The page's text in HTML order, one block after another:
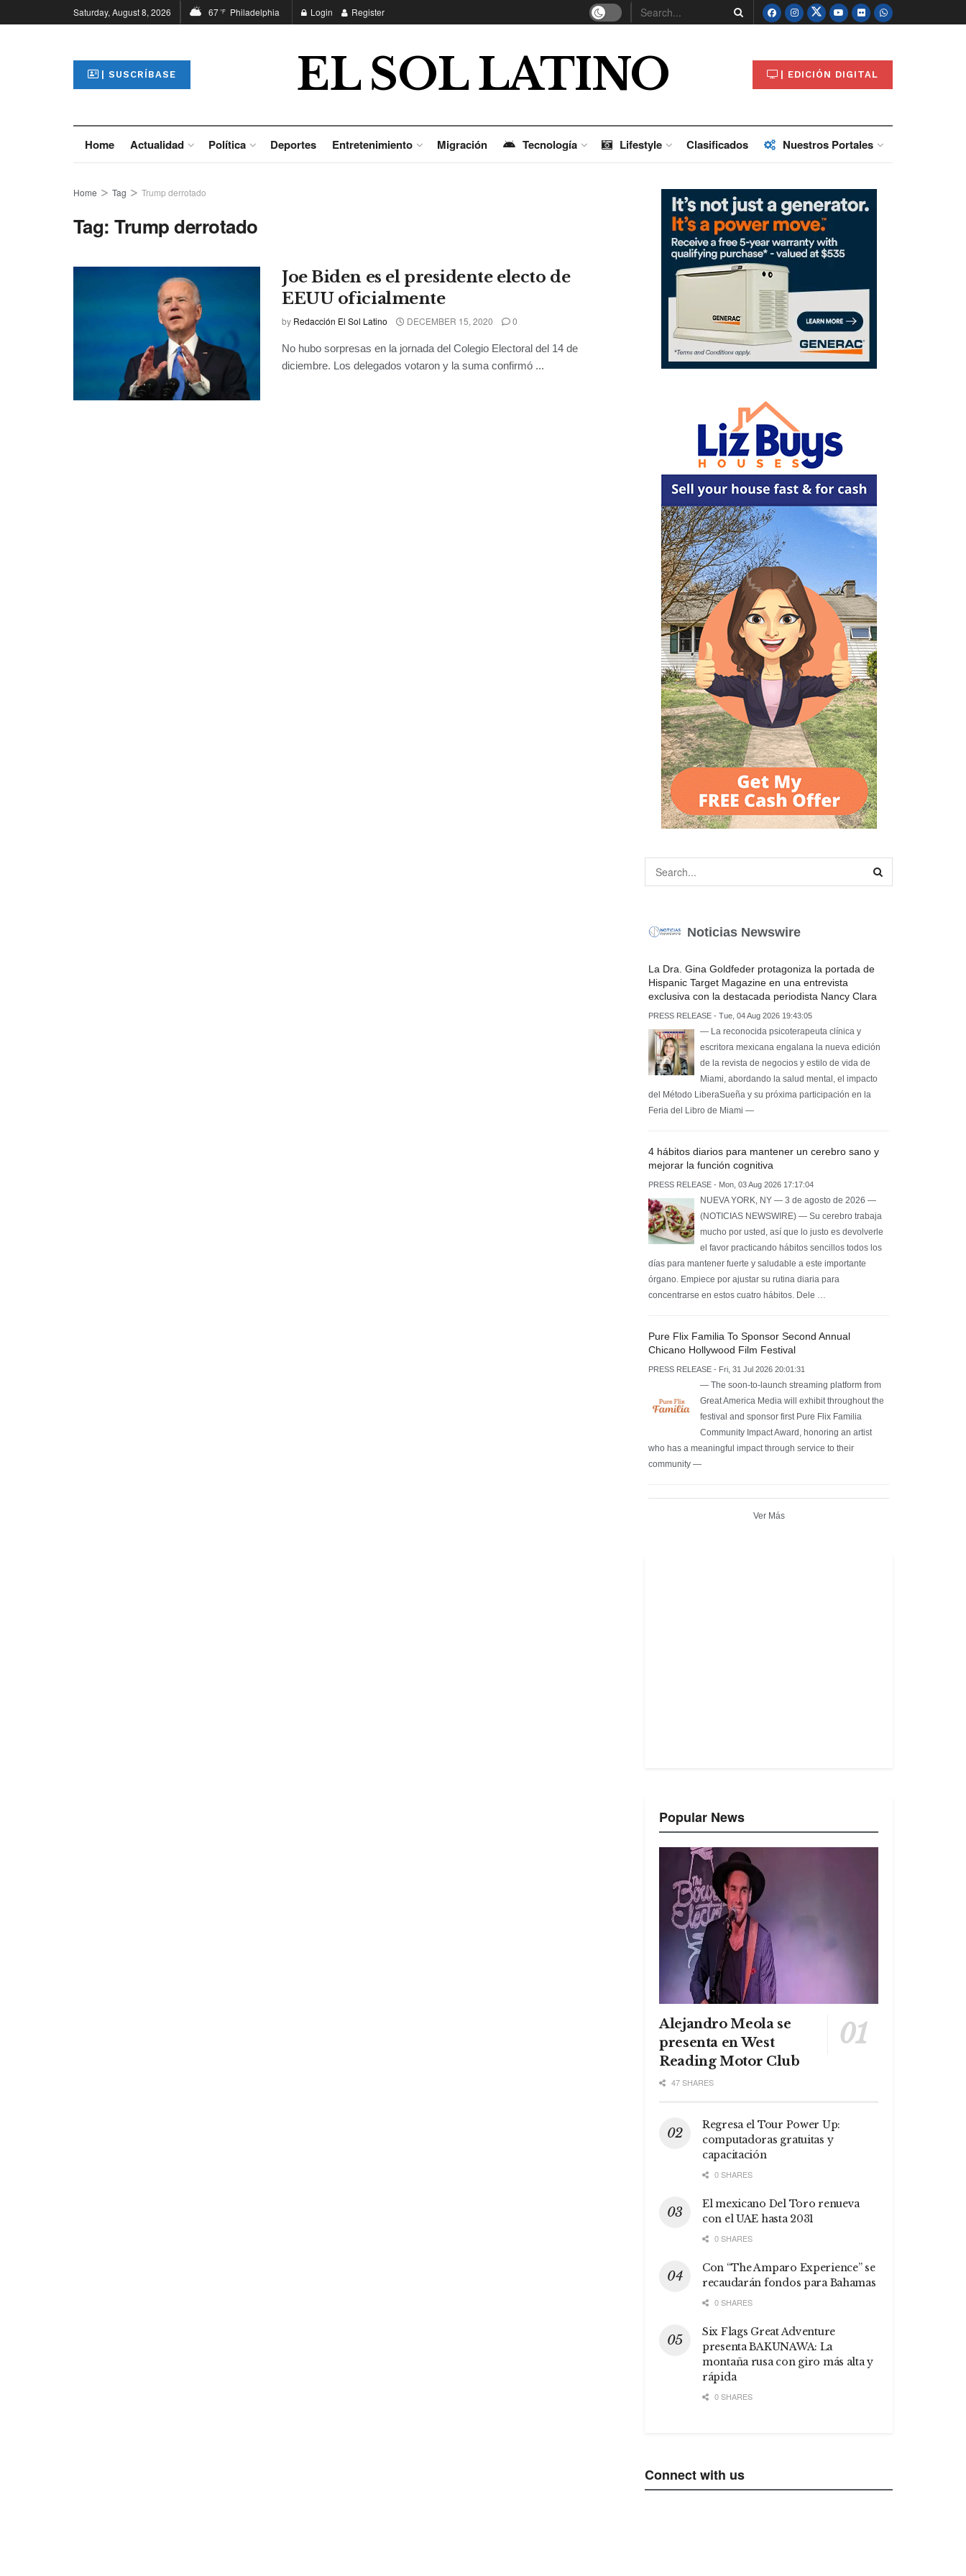
Saturday, August 8, 2026 67°F Philadelphia Login Register
| SUSCRÍBASE EL SOL LATINO | EDICIÓN DIGITAL
Home Actualidad Política Deportes Entretenimiento Migración Tecnología Lifestyle Clasificados Nuestros Portales
Home Tag Trump derrotado
Tag:Trump derrotado
Joe Biden es el presidente electo de
EEUU oficialmente
by Redacción El Sol Latino DECEMBER 15, 2020 0
No hubo sorpresas en la jornada del Colegio Electoral del 14 de
diciembre. Los delegados votaron y la suma confirmó ...
Noticias Newswire
La Dra. Gina Goldfeder protagoniza la portada de
Hispanic Target Magazine en una entrevista
exclusiva con la destacada periodista Nancy Clara
PRESS RELEASE - Tue, 04 Aug 2026 19:43:05
— La reconocida psicoterapeuta clínica y
escritora mexicana engalana la nueva edición
de la revista de negocios y estilo de vida de
Miami, abordando la salud mental, el impacto
del Método LiberaSueña y su próxima participación en la
Feria del Libro de Miami —
4 hábitos diarios para mantener un cerebro sano y
mejorar la función cognitiva
PRESS RELEASE - Mon, 03 Aug 2026 17:17:04
NUEVA YORK, NY — 3 de agosto de 2026 —
(NOTICIAS NEWSWIRE) — Su cerebro trabaja
mucho por usted, así que lo justo es devolverle
el favor practicando hábitos sencillos todos los
días para mantener fuerte y saludable a este importante
órgano. Empiece por ajustar su rutina diaria para
concentrarse en estos cuatro hábitos. Dele …
Pure Flix Familia To Sponsor Second Annual
Chicano Hollywood Film Festival
PRESS RELEASE - Fri, 31 Jul 2026 20:01:31
— The soon-to-launch streaming platform from
Great America Media will exhibit throughout the
festival and sponsor first Pure Flix Familia
Community Impact Award, honoring an artist
who has a meaningful impact through service to their
community —
Ver Más
Popular News
Alejandro Meola se
presenta en West
Reading Motor Club
47 SHARES
Regresa el Tour Power Up:
computadoras gratuitas y
capacitación
0 SHARES
El mexicano Del Toro renueva
con el UAE hasta 2031
0 SHARES
Con “The Amparo Experience” se
recaudarán fondos para Bahamas
0 SHARES
Six Flags Great Adventure
presenta BAKUNAWA: La
montaña rusa con giro más alta y
rápida
0 SHARES
Connect with us